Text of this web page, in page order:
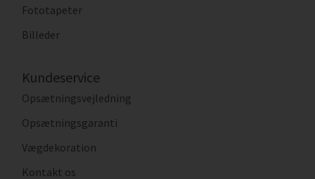
Fototapeter
Billeder
Kundeservice
Opsætningsvejledning
Opsætningsgaranti
Vægdekoration
Kontakt os